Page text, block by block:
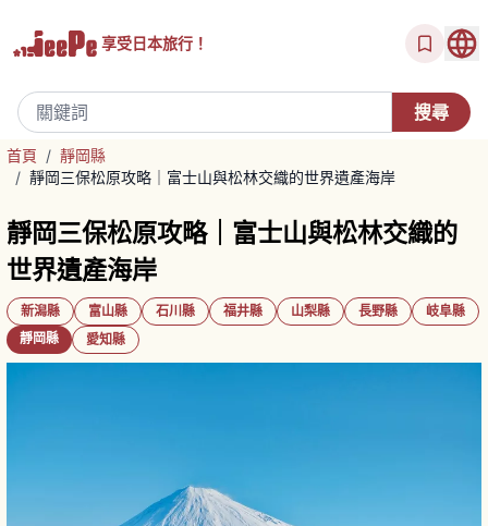
享受日本旅行！
首頁 / 靜岡縣
/ 靜岡三保松原攻略｜富士山與松林交織的世界遺產海岸
靜岡三保松原攻略｜富士山與松林交織的
世界遺產海岸
新潟縣 富山縣 石川縣 福井縣 山梨縣 長野縣
岐阜縣
靜岡縣
愛知縣